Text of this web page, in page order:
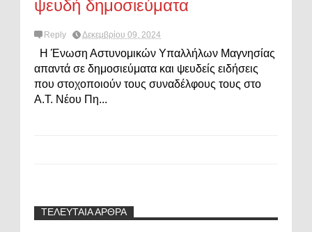
ψευδή δημοσιεύματα
Reply Δεκεμβρίου 09, 2024
Η Ένωση Αστυνομικών Υπαλλήλων Μαγνησίας
απαντά σε δημοσιεύματα και ψευδείς ειδήσεις
που στοχοποιούν τους συναδέλφους τους στο
Α.Τ. Νέου Πη...
ΤΕΛΕΥΤΑΙΑ ΑΡΘΡΑ